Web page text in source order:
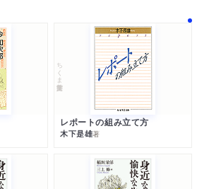
ちくま学芸文庫
レポートの組み立て方
木下是雄著